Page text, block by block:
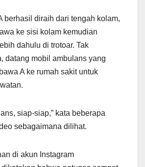
berhasil diraih dari tengah kolam,
ke sisi kolam kemudian
dahulu di trotoar. Tak
datang mobil ambulans yang
A ke rumah sakit untuk
siap-siap,” kata beberapa
sebagaimana dilihat.
di akun Instagram